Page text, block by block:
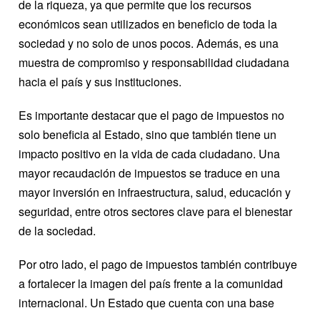
de la riqueza, ya que permite que los recursos
económicos sean utilizados en beneficio de toda la
sociedad y no solo de unos pocos. Además, es una
muestra de compromiso y responsabilidad ciudadana
hacia el país y sus instituciones.
Es importante destacar que el pago de impuestos no
solo beneficia al Estado, sino que también tiene un
impacto positivo en la vida de cada ciudadano. Una
mayor recaudación de impuestos se traduce en una
mayor inversión en infraestructura, salud, educación y
seguridad, entre otros sectores clave para el bienestar
de la sociedad.
Por otro lado, el pago de impuestos también contribuye
a fortalecer la imagen del país frente a la comunidad
internacional. Un Estado que cuenta con una base